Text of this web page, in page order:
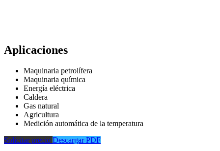
Aplicaciones
Maquinaria petrolífera
Maquinaria química
Energía eléctrica
Caldera
Gas natural
Agricultura
Medición automática de la temperatura
Solicitar precio Descargar PDF